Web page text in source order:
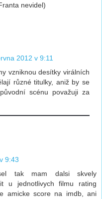
nevidel)
2012 v 9:11
vzniknou desítky virálních
různé titulky, aniž by se
scénu považuji za
9:43
tak mam dalsi skvely
u jednotlivych filmu rating
amicke score na imdb, ani